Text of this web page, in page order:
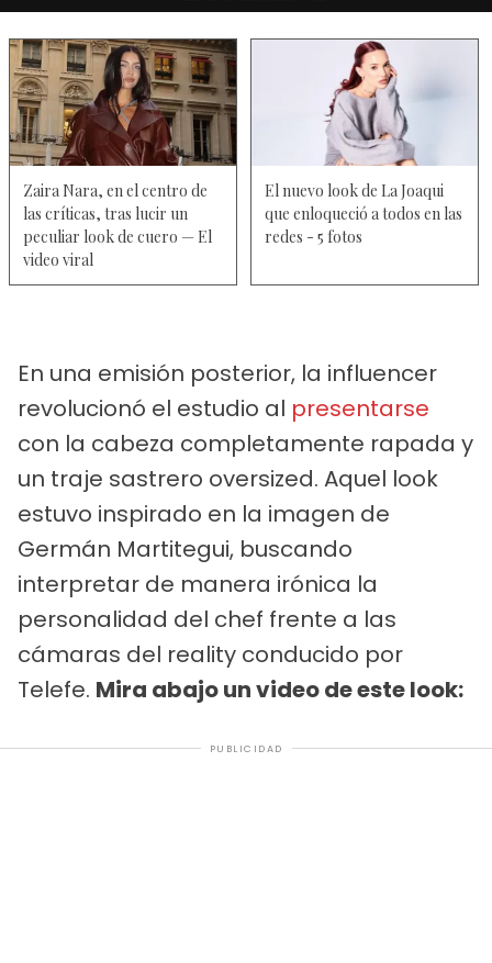
Zaira Nara, en el centro de
las críticas, tras lucir un
peculiar look de cuero — El
video viral
El nuevo look de La Joaqui
que enloqueció a todos en las
redes - 5 fotos
En una emisión posterior, la influencer
revolucionó el estudio al presentarse
con la cabeza completamente rapada y
un traje sastrero oversized. Aquel look
estuvo inspirado en la imagen de
Germán Martitegui, buscando
interpretar de manera irónica la
personalidad del chef frente a las
cámaras del reality conducido por
Telefe. Mira abajo un video de este look:
PUBLICIDAD